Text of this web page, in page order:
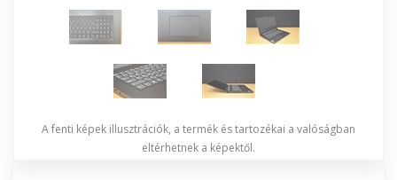
A fenti képek illusztrációk, a termék és tartozékai a valóságban
eltérhetnek a képektől.